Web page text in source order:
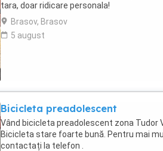
tara, doar ridicare personala!
Brasov, Brasov
5 august
Bicicleta preadolescent
Vând bicicleta preadolescent zona Tudor
Bicicleta stare foarte bună. Pentru mai
contactați la telefon .